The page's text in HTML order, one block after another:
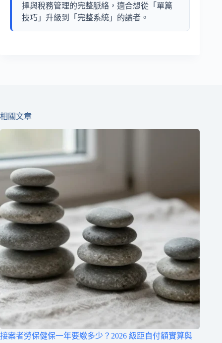
擇與稅務管理的完整脈絡，適合想從「單篇
技巧」升級到「完整系統」的讀者。
相關文章
接案者勞保健保一年要繳多少？2026 級距自付額實算與